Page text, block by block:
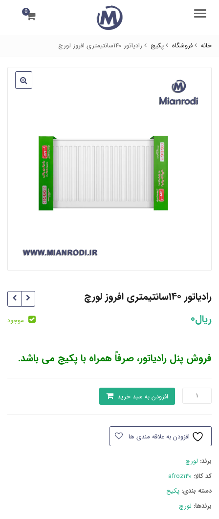
منو 0
خانه فروشگاه پکیج رادیاتور 140سانتیمتری افروز لورچ
رادیاتور 140سانتیمتری افروز لورچ
ریال0 موجود
فروش پنل رادیاتور، صرفاً همراه با پکیج می باشد.
رادیاتور
لورچ
افزودن به سبد خرید
افزودن به علاقه مندی ها
برند: لورچ
کد کالا: afroz140
دسته بند‌ی: پکیج
برندها: لورچ